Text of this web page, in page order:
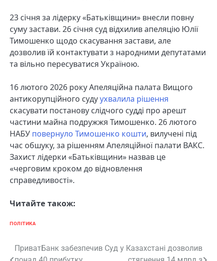
23 січня за лідерку «Батьківщини» внесли повну
суму застави. 26 січня суд відхилив апеляцію Юлії
Тимошенко щодо скасування застави, але
дозволив їй контактувати з народними депутатами
та вільно пересуватися Україною.
16 лютого 2026 року Апеляційна палата Вищого
антикорупційного судуухвалила рішення
скасувати постанову слідчого судді про арешт
частини майна подружжя Тимошенко. 26 лютого
НАБУ повернуло Тимошенко кошти, вилучені під
час обшуку, за рішенням Апеляційної палати ВАКС.
Захист лідерки «Батьківщини» назвав це
«черговим кроком до відновлення
справедливості».
Читайте також:
ПОЛІТИКА
Навігація
ПриватБанк забезпечив Суд у Казахстані дозволив